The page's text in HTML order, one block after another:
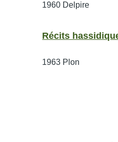
1960 Delpire
Récits
1963 Plon